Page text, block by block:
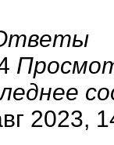
2023,